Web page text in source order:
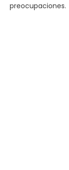
preocupaciones.